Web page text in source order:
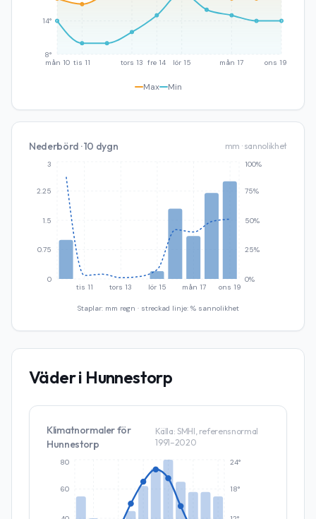
mån 10 tis 11 tors 13 fre 14 lör 15 mån 17 ons 19
8°
14°
Max Min
Nederbörd · 10 dygn mm · sannolikhet
tis 11 tors 13 lör 15 mån 17 ons 19
0
0.75
1.5
2.25
3
0%
25%
50%
75%
100%
Staplar: mm regn · streckad linje: % sannolikhet
Väder i Hunnestorp
Klimatnormaler för
Hunnestorp
Källa: SMHI, referensnormal
1991–2020
60
80
18°
24°